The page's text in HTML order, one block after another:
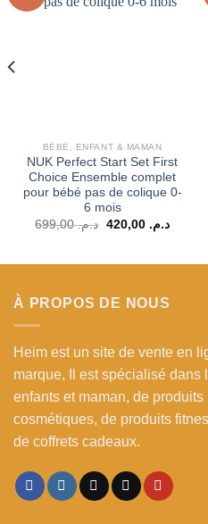
BÉBÉ, ENFANT & MAMAN
NUK Perfect Start Set First
Choice Ensemble complet
pour bébé pas de colique 0-
6 mois
د.م.699,00
Le
د.م. 420,00
Le
À PROPOS DE NOUS
Heim est un site de vente en
marque, Il est spécialisé dans
enfants et maman, de
cosmétiques, de produits
de coffrets cadeaux.